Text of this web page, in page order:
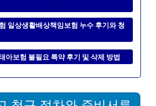
일상생활배상책임보험 누수 후기와 청
아보험 불필요 특약 후기 및 삭제 방법